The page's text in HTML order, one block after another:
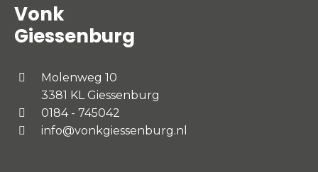
Vonk
Giessenburg
Molenweg 10
3381 KL Giessenburg
0184 - 745042
info@vonkgiessenburg.nl